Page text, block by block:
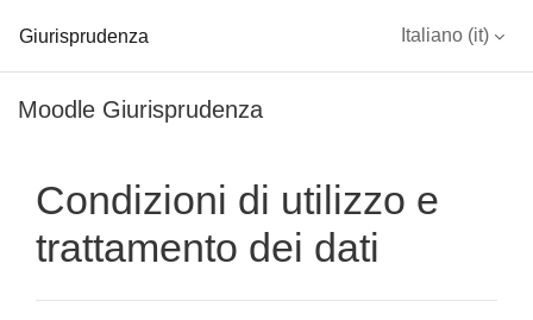
Giurisprudenza Italiano ‎(it)‎
Moodle Giurisprudenza
Condizioni di utilizzo e
trattamento dei dati